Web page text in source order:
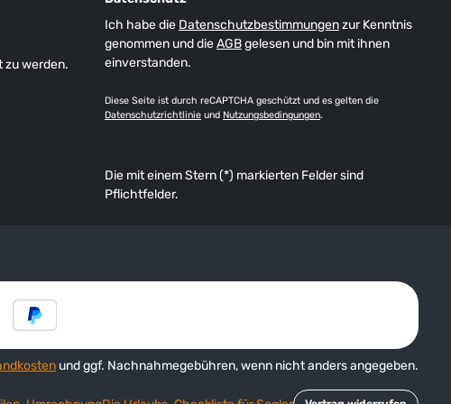
zu werden.
Ich habe die Datenschutzbestimmungenzur Kenntnis
genommen und dieAGBgelesen und bin mit ihnen
einverstanden.
Diese Seite ist durch reCAPTCHA geschützt und es gelten die
Datenschutzrichtlinie und Nutzungsbedingungen.
Die mit einem Stern (*) markierten Felder sind
Pflichtfelder.
und ggf. Nachnahmegebühren, wenn nicht anders angegeben.